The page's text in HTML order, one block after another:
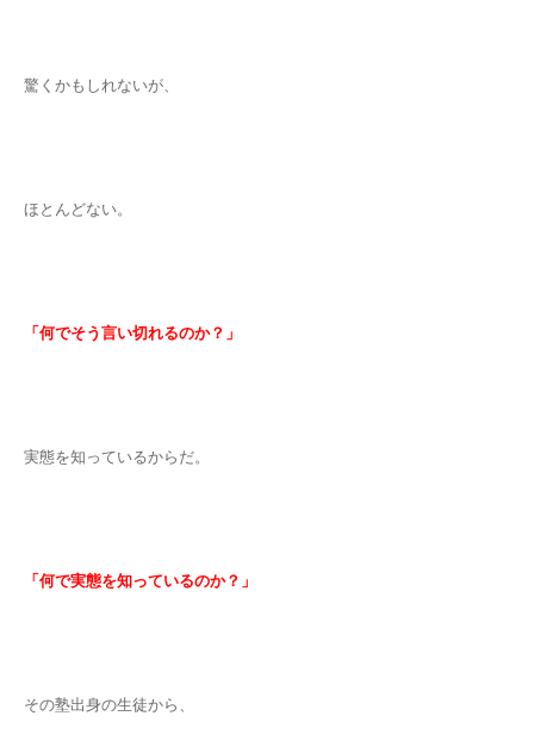
驚くかもしれないが、
ほとんどない。
「何でそう言い切れるのか？」
実態を知っているからだ。
「何で実態を知っているのか？」
その塾出身の生徒から、